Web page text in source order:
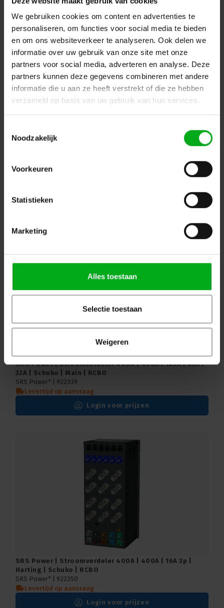
We gebruiken cookies om content en advertenties te
personaliseren, om functies voor social media te bieden
en om ons websiteverkeer te analyseren. Ook delen we
informatie over uw gebruik van onze site met onze
partners voor social media, adverteren en analyse. Deze
partners kunnen deze gegevens combineren met andere
informatie die u aan ze heeft verstrekt of die ze hebben
verzameld op basis van uw gebruik van hun services.
Noodzakelijk
Voorkeuren
Statistieken
Marketing
Alles toestaan
Selectie toestaan
Weigeren
SRS Power | Stroomverdeler 400A | 400A | 125A | 32A |
SRS Power | Stroomverdeler 400A | 400A | 125A | 63A |
32A | Schuko | Main | RCBO
SRS Power* | 922339
Levertijd op aanvraag
Login voor prijzen
SRS Power | Stroomverdeler 400A | 400A | 16A 3p |
Harting | Schuko | RCBO
SRS Power* | 922350
Levertijd op aanvraag
Login voor prijzen